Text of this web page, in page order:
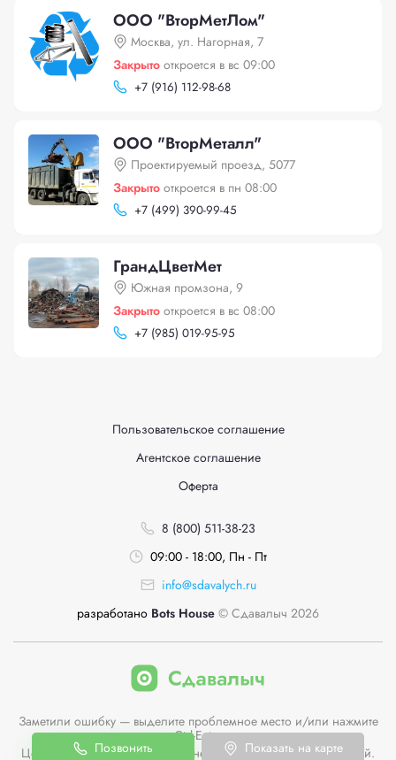
Позвонить Показать на карте
ООО "ВторМетЛом"
Москва, ул. Нагорная, 7
Закрыто откроется в вс 09:00
+7 (916) 112-98-68
ООО "ВторМеталл"
Проектируемый проезд, 5077
Закрыто откроется в пн 08:00
+7 (499) 390-99-45
ГрандЦветМет
Южная промзона, 9
Закрыто откроется в вс 08:00
+7 (985) 019-95-95
Пользовательское соглашение
Агентское соглашение
Оферта
8 (800) 511-38-23
09:00 - 18:00, Пн - Пт
info@sdavalych.ru
разработано Bots House © Сдавалыч 2026
Заметили ошибку — выделите проблемное место и/или нажмите
Ctrl-Enter
Цены пунктов приема на сайте не являются публичной офертой.